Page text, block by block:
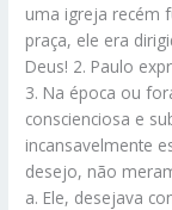
uma igreja recém
praça, ele era
Deus! 2. Paulo
3. Na época ou
conscienciosa e
incansavelmente
desejo, não
a. Ele, desejava